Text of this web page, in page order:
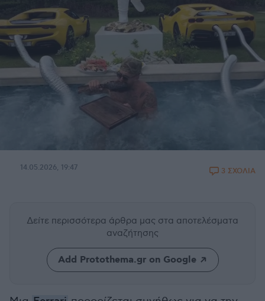
14.05.2026, 19:47 3 ΣΧΟΛΙΑ
Δείτε περισσότερα άρθρα μας στα αποτελέσματα
αναζήτησης
Add Protothema.gr on Google